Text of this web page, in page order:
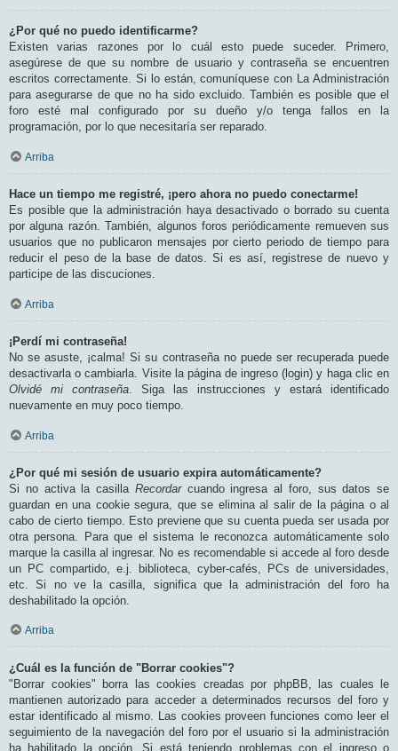
¿Por qué no puedo identificarme?
Existen varias razones por lo cuál esto puede suceder. Primero,
asegúrese de que su nombre de usuario y contraseña se encuentren
escritos correctamente. Si lo están, comuníquese con La Administración
para asegurarse de que no ha sido excluido. También es posible que el
foro esté mal configurado por su dueño y/o tenga fallos en la
programación, por lo que necesitaría ser reparado.
Arriba
Hace un tiempo me registré, ¡pero ahora no puedo conectarme!
Es posible que la administración haya desactivado o borrado su cuenta
por alguna razón. También, algunos foros periódicamente remueven sus
usuarios que no publicaron mensajes por cierto periodo de tiempo para
reducir el peso de la base de datos. Si es así, registrese de nuevo y
participe de las discuciones.
Arriba
¡Perdí mi contraseña!
No se asuste, ¡calma! Si su contraseña no puede ser recuperada puede
desactivarla o cambiarla. Visite la página de ingreso (login) y haga clic en
Olvidé mi contraseña. Siga las instrucciones y estará identificado
nuevamente en muy poco tiempo.
Arriba
¿Por qué mi sesión de usuario expira automáticamente?
Si no activa la casilla Recordarcuando ingresa al foro, sus datos se
guardan en una cookie segura, que se elimina al salir de la página o al
cabo de cierto tiempo. Esto previene que su cuenta pueda ser usada por
otra persona. Para que el sistema le reconozca automáticamente solo
marque la casilla al ingresar. No es recomendable si accede al foro desde
un PC compartido, e.j. biblioteca, cyber-cafés, PCs de universidades,
etc. Si no ve la casilla, significa que la administración del foro ha
deshabilitado la opción.
Arriba
¿Cuál es la función de "Borrar cookies"?
"Borrar cookies" borra las cookies creadas por phpBB, las cuales le
mantienen autorizado para acceder a determinados recursos del foro y
estar identificado al mismo. Las cookies proveen funciones como leer el
seguimiento de la navegación del foro por el usuario si la administración
ha habilitado la opción. Si está teniendo problemas con el ingreso o